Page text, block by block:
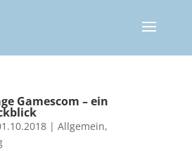
Gamescom – ein
| Allgemein,